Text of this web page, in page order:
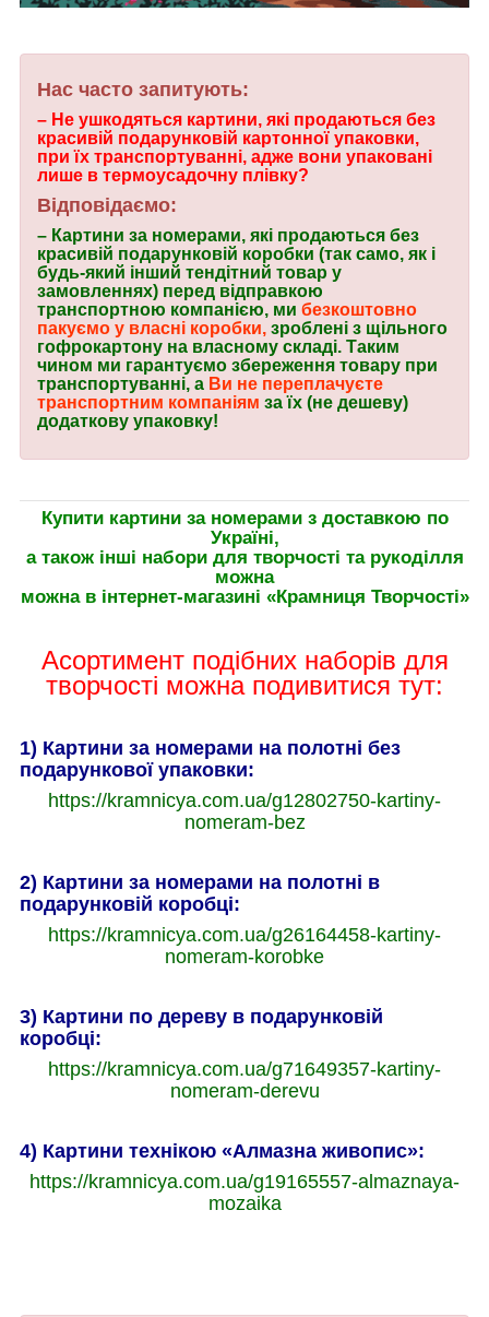
Нас часто запитують:
– Не ушкодяться картини, які продаються без
красивій подарунковій картонної упаковки,
при їх транспортуванні, адже вони упаковані
лише в термоусадочну плівку?
Відповідаємо:
– Картини за номерами, які продаються без
красивій подарунковій коробки (так само, як і
будь-який інший тендітний товар у
замовленнях) перед відправкою
транспортною компанією, ми безкоштовно
пакуємо у власні коробки, зроблені з щільного
гофрокартону на власному складі. Таким
чином ми гарантуємо збереження товару при
транспортуванні, а Ви не переплачуєте
транспортним компаніям за їх (не дешеву)
додаткову упаковку!
Купити картини за номерами з доставкою по
Україні,
а також інші набори для творчості та рукоділля
можна
можна в інтернет-магазині «Крамниця Творчості»
Асортимент подібних наборів для
творчості можна подивитися тут:
1) Картини за номерами на полотні без
подарункової упаковки:
https://kramnicya.com.ua/g12802750-kartiny-
nomeram-bez
2) Картини за номерами на полотні в
подарунковій коробці:
https://kramnicya.com.ua/g26164458-kartiny-
nomeram-korobke
3) Картини по дереву в подарунковій
коробці:
https://kramnicya.com.ua/g71649357-kartiny-
nomeram-derevu
4) Картини технікою «Алмазна живопис»:
https://kramnicya.com.ua/g19165557-almaznaya-
mozaika